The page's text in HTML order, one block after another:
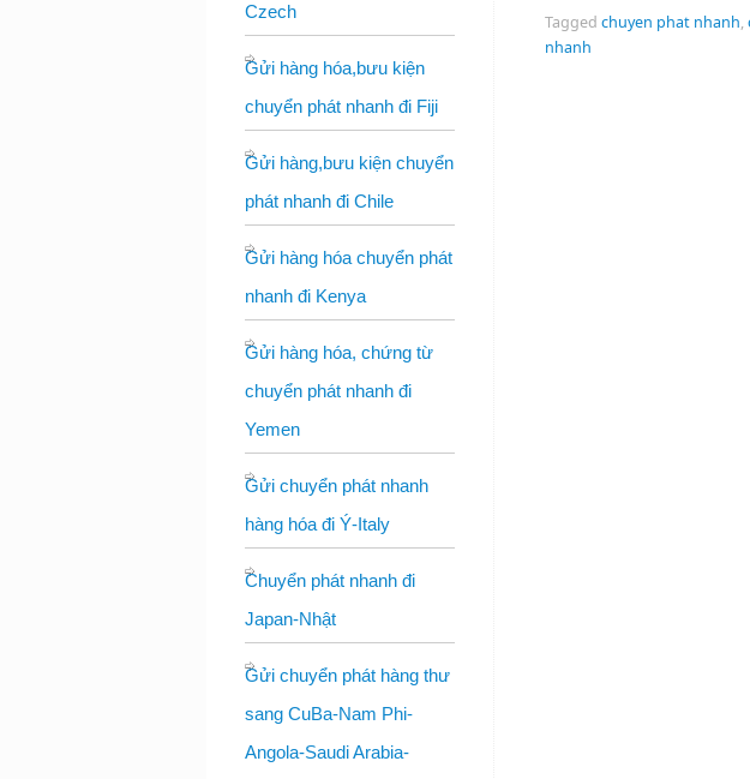
Tagged chuyen phat nhanh,
nhanh
Czech
Gửi hàng hóa,bưu kiện
chuyển phát nhanh đi Fiji
Gửi hàng,bưu kiện chuyển
phát nhanh đi Chile
Gửi hàng hóa chuyển phát
nhanh đi Kenya
Gửi hàng hóa, chứng từ
chuyển phát nhanh đi
Yemen
Gửi chuyển phát nhanh
hàng hóa đi Ý-Italy
Chuyển phát nhanh đi
Japan-Nhật
Gửi chuyển phát hàng thư
sang CuBa-Nam Phi-
Angola-Saudi Arabia-